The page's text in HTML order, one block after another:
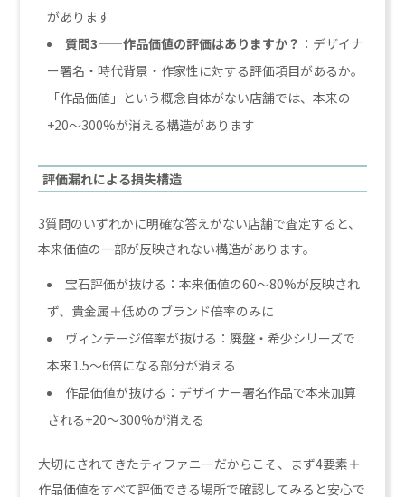
があります
質問3——作品価値の評価はありますか？ ：デザイナ
ー署名・時代背景・作家性に対する評価項目があるか。
「作品価値」という概念自体がない店舗では、本来の
+20〜300%が消える構造があります
評価漏れによる損失構造
3質問のいずれかに明確な答えがない店舗で査定すると、
本来価値の一部が反映されない構造があります。
宝石評価が抜ける：本来価値の60〜80%が反映され
ず、貴金属＋低めのブランド倍率のみに
ヴィンテージ倍率が抜ける：廃盤・希少シリーズで
本来1.5〜6倍になる部分が消える
作品価値が抜ける：デザイナー署名作品で本来加算
される+20〜300%が消える
大切にされてきたティファニーだからこそ、まず4要素＋
作品価値をすべて評価できる場所で確認してみると安心で